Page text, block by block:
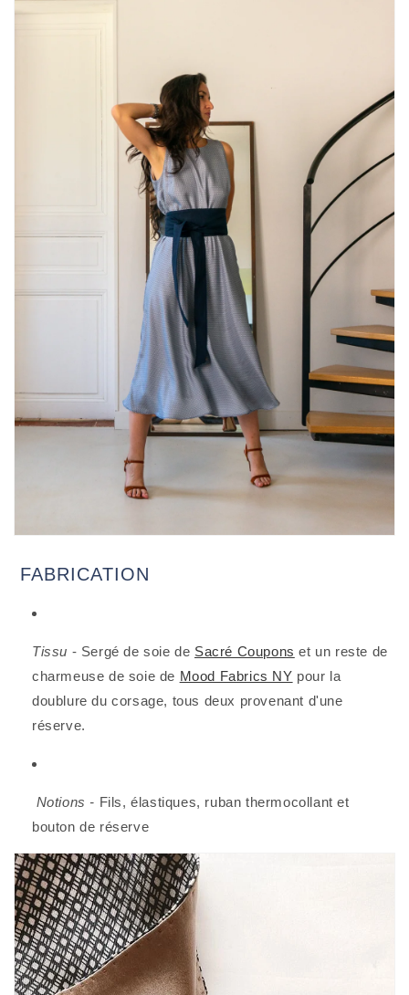
FABRICATION
Tissu - Sergé de soie de Sacré Coupons et un reste de
charmeuse de soie de Mood Fabrics NY pour la
doublure du corsage, tous deux provenant d'une
réserve.
Notions - Fils, élastiques, ruban thermocollant et
bouton de réserve